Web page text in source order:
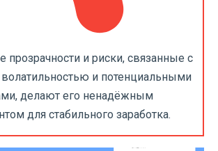
прозрачности и риски, связанные с
и потенциальными
делают его ненадёжным
для стабильного заработка.